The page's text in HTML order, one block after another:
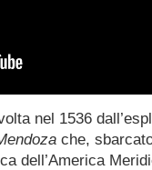
nel 1536
che,
dell’America